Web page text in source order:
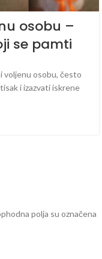
osobu –
se pamti
voljenu osobu, često
i izazvati iskrene
polja su označena